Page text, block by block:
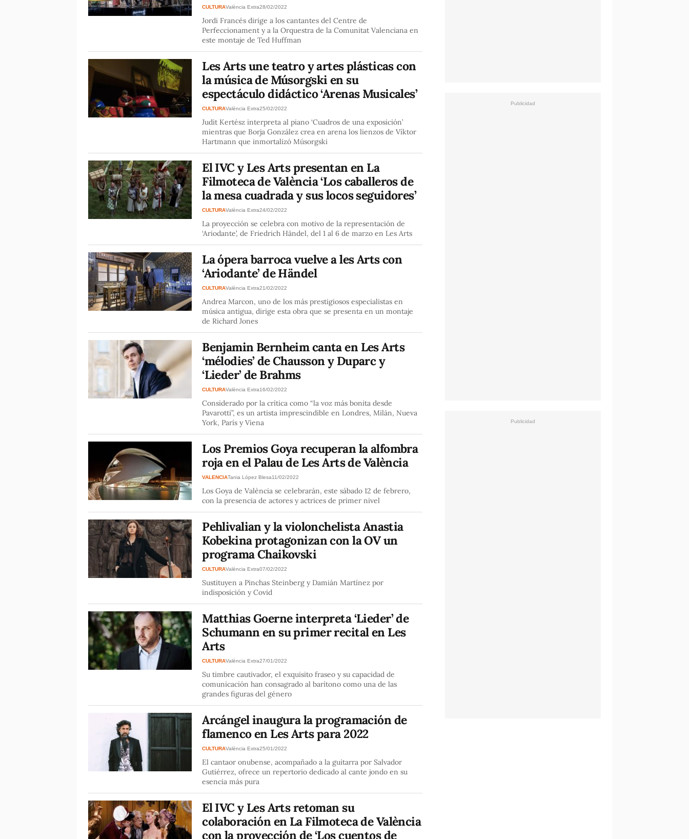
CULTURAValència Extra28/02/2022
Jordi Francés dirige a los cantantes del Centre de
Perfeccionament y a la Orquestra de la Comunitat Valenciana en
este montaje de Ted Huffman
Les Arts une teatro y artes plásticas con
la música de Músorgski en su
espectáculo didáctico ‘Arenas Musicales’
CULTURAValència Extra25/02/2022
Judit Kertész interpreta al piano ‘Cuadros de una exposición’
mientras que Borja González crea en arena los lienzos de Víktor
Hartmann que inmortalizó Músorgski
El IVC y Les Arts presentan en La
Filmoteca de València ‘Los caballeros de
la mesa cuadrada y sus locos seguidores’
CULTURAValència Extra24/02/2022
La proyección se celebra con motivo de la representación de
‘Ariodante’, de Friedrich Händel, del 1 al 6 de marzo en Les Arts
La ópera barroca vuelve a les Arts con
‘Ariodante’ de Händel
CULTURAValència Extra21/02/2022
Andrea Marcon, uno de los más prestigiosos especialistas en
música antigua, dirige esta obra que se presenta en un montaje
de Richard Jones
Benjamin Bernheim canta en Les Arts
‘mélodies’ de Chausson y Duparc y
‘Lieder’ de Brahms
CULTURAValència Extra16/02/2022
Considerado por la crítica como “la voz más bonita desde
Pavarotti”, es un artista imprescindible en Londres, Milán, Nueva
York, París y Viena
Los Premios Goya recuperan la alfombra
roja en el Palau de Les Arts de València
VALENCIATania López Blesa11/02/2022
Los Goya de València se celebrarán, este sábado 12 de febrero,
con la presencia de actores y actrices de primer nivel
Pehlivalian y la violonchelista Anastia
Kobekina protagonizan con la OV un
programa Chaikovski
CULTURAValència Extra07/02/2022
Sustituyen a Pinchas Steinberg y Damián Martínez por
indisposición y Covid
Matthias Goerne interpreta ‘Lieder’ de
Schumann en su primer recital en Les
Arts
CULTURAValència Extra27/01/2022
Su timbre cautivador, el exquisito fraseo y su capacidad de
comunicación han consagrado al barítono como una de las
grandes figuras del género
Arcángel inaugura la programación de
flamenco en Les Arts para 2022
CULTURAValència Extra25/01/2022
El cantaor onubense, acompañado a la guitarra por Salvador
Gutiérrez, ofrece un repertorio dedicado al cante jondo en su
esencia más pura
El IVC y Les Arts retoman su
colaboración en La Filmoteca de València
con la proyección de ‘Los cuentos de